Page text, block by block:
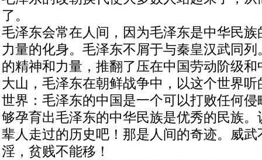
了。
毛泽东会常在人间，因为毛泽东是中华民
力量的化身。毛泽东不屑于与秦皇汉武同
的精神和力量，推翻了压在中国劳动阶级
大山，毛泽东在朝鲜战争中，以这个世界
世界：毛泽东的中国是一个可以打败任何
够孕育出毛泽东的中华民族是优秀的民族
辈人走过的历史吧！那是人间的奇迹。威
淫，贫贱不能移！